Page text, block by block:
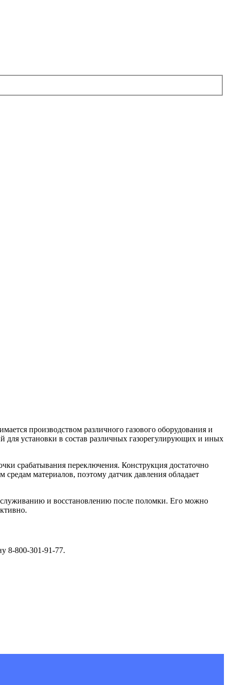
производством различного газового оборудования и
установки в состав различных газорегулирующих и иных
срабатывания переключения. Конструкция достаточно
материалов, поэтому датчик давления обладает
и восстановлению после поломки. Его можно
8-800-301-91-77.